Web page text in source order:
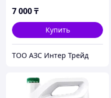
7 000₸
Купить
ТОО АЗС Интер Трейд